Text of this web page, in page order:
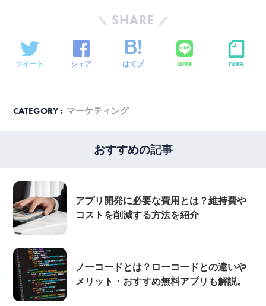
SHARE
ツイート シェア はてブ LINE note
CATEGORY : マーケティング
おすすめの記事
アプリ開発に必要な費用とは？維持費や
コストを削減する方法を紹介
ノーコードとは？ローコードとの違いや
メリット・おすすめ無料アプリも解説。